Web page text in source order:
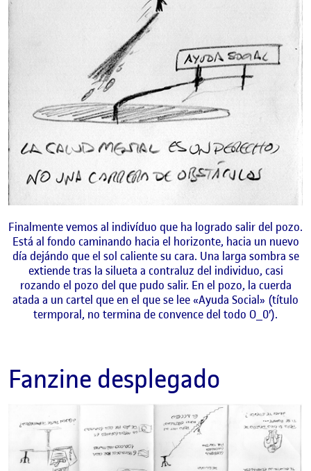
Finalmente vemos al indivíduo que ha logrado salir del pozo.
Está al fondo caminando hacia el horizonte, hacia un nuevo
día dejándo que el sol caliente su cara. Una larga sombra se
extiende tras la silueta a contraluz del individuo, casi
rozando el pozo del que pudo salir. En el pozo, la cuerda
atada a un cartel que en el que se lee «Ayuda Social» (título
termporal, no termina de convence del todo O_0′).
Fanzine desplegado